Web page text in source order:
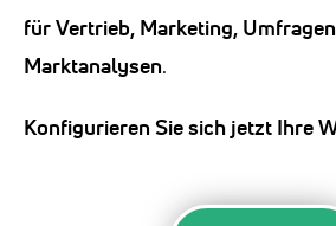
für Vertrieb, Marketing,
Marktanalysen.
Konfigurieren Sie sich jetzt Ihre